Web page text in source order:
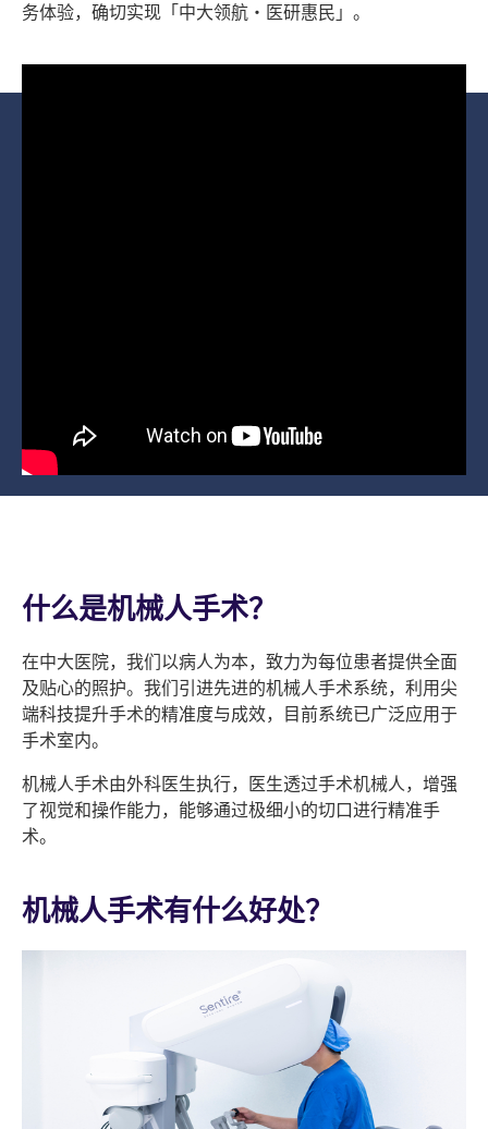
务体验，确切实现「中大领航・医研惠民」。
什么是机械人手术？
在中大医院，我们以病人为本，致力为每位患者提供全面
及贴心的照护。我们引进先进的机械人手术系统，利用尖
端科技提升手术的精准度与成效，目前系统已广泛应用于
手术室内。
机械人手术由外科医生执行，医生透过手术机械人，增强
了视觉和操作能力，能够通过极细小的切口进行精准手
术。
机械人手术有什么好处？